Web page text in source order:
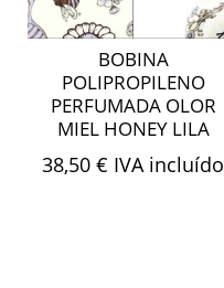
BOBINA
POLIPROPILENO
PERFUMADA OLOR
MIEL HONEY LILA
38,50€ IVA incluído